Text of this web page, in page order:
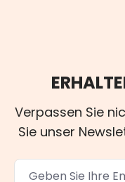
Verpassen Sie
Sie unser